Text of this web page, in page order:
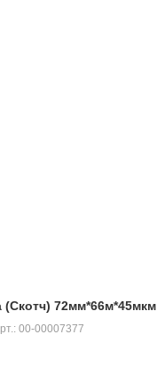
(Скотч) 72мм*66м*45мкм
00-00007377